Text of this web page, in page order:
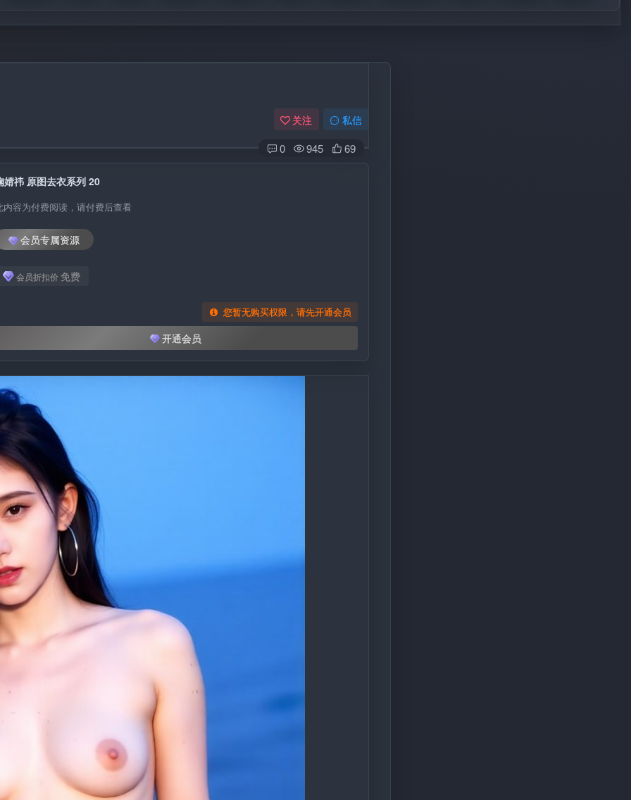
关注 私信
0 945 69
婧祎 原图去衣系列 20
内容为付费阅读，请付费后查看
会员专属资源
会员折扣价 免费
您暂无购买权限，请先开通会员
开通会员